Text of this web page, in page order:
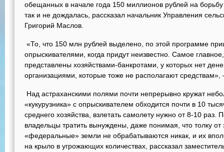
обещанных в начале года 150 миллионов рублей на борьбу
так и не дождалась, рассказал начальник Управления
Григорий Маслов.
«То, что 150 млн рублей выделено, по этой программе
опрыскивателями, когда придут неизвестно. Самое
представлены хозяйствами-банкротами, у которых нет
организациями, которые тоже не располагают
Над астраханскими полями почти непрерывно кружат
«кукурузника» с опрыскивателем обходится почти в 10
среднего хозяйства, взлетать самолету нужно от 8-10
владельцы тратить вынуждены, даже понимая, что толку от
«федеральные» земли не обрабатываются никак, и их
на крыло в угрожающих количествах, рассказал